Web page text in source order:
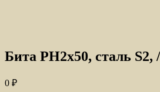
Бита PH2х50, сталь S2,
0 ₽